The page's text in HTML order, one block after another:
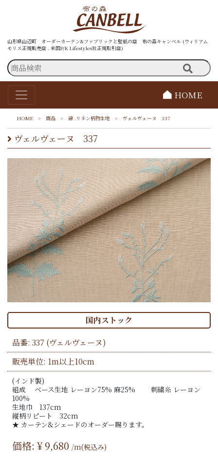
山形県山辺町 オーダーカーテン&ファブリックと壁紙の店 布の森キャンベル (ウィリアム
モリス正規販売店 . 米国P/K Lifestyles社正規取引店)
HOME
HOME > 商品 > 綿 .リネン柄物生地 > ヴェルヴェーヌ 337
ヴェルヴェーヌ 337
国内ストック
品番: 337 (ヴェルヴェーヌ)
販売単位: 1m以上10cm
(インド製)
組成 ベース生地 レーヨン75% 麻25% 刺繍糸 レーヨン
100%
生地巾 137cm
縦柄リピート 32cm
★ カーテン&シェードのオーダー賜ります。
価格: ¥9,680 /m(税込み)